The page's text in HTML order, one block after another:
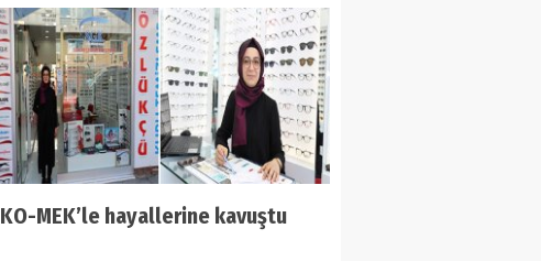
KO-MEK’le hayallerine kavuştu